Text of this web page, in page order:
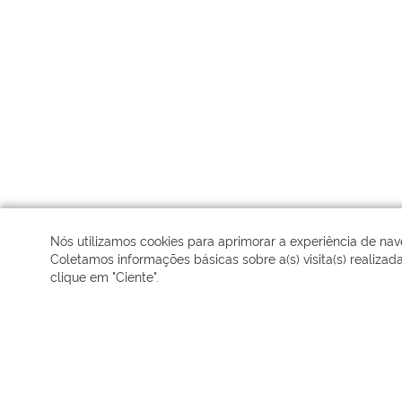
Nós utilizamos cookies para aprimorar a experiência de
Coletamos informações básicas sobre a(s) visita(s)
clique em "Ciente".